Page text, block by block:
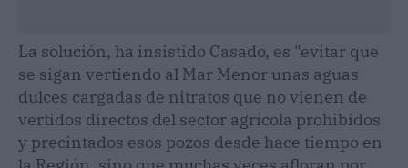
La solución, ha insistido Casado, es "evitar que
se sigan vertiendo al Mar Menor unas aguas
dulces cargadas de nitratos que no vienen de
vertidos directos del sector agrícola prohibidos
y precintados esos pozos desde hace tiempo en